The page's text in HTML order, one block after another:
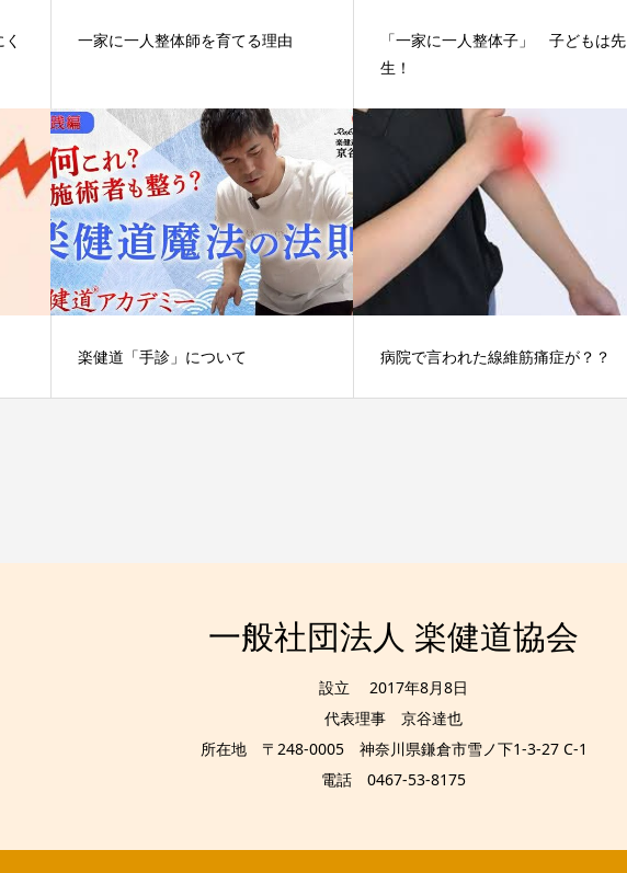
一家に一人整体師を育てる理由
「一家に一人整体子」 子どもは先
生！
楽健道「手診」について 病院で言われた線維筋痛症が？？
一般社団法人 楽健道協会
設立 2017年8月8日
代表理事 京谷達也
所在地 〒248-0005 神奈川県鎌倉市雪ノ下1-3-27 C-1
電話 0467-53-8175